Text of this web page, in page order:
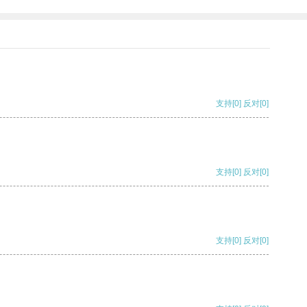
支持[0] 反对[0]
支持[0] 反对[0]
支持[0] 反对[0]